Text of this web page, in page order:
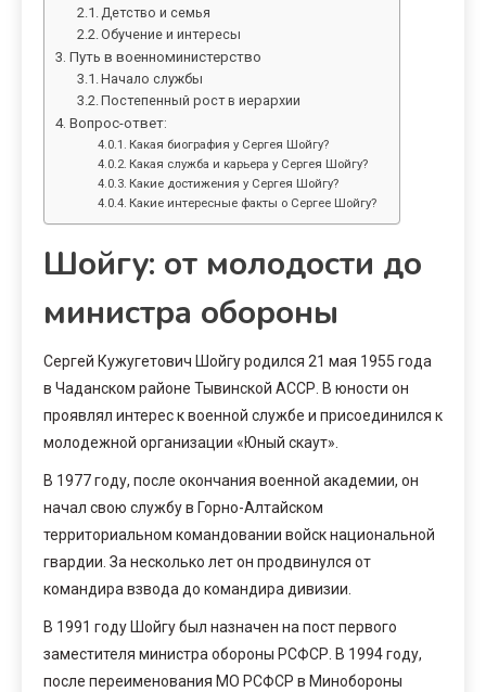
Детство и семья
Обучение и интересы
Путь в военноминистерство
Начало службы
Постепенный рост в иерархии
Вопрос-ответ:
Какая биография у Сергея Шойгу?
Какая служба и карьера у Сергея Шойгу?
Какие достижения у Сергея Шойгу?
Какие интересные факты о Сергее Шойгу?
Шойгу: от молодости до
министра обороны
Сергей Кужугетович Шойгу родился 21 мая 1955 года
в Чаданском районе Тывинской АССР. В юности он
проявлял интерес к военной службе и присоединился к
молодежной организации «Юный скаут».
В 1977 году, после окончания военной академии, он
начал свою службу в Горно-Алтайском
территориальном командовании войск национальной
гвардии. За несколько лет он продвинулся от
командира взвода до командира дивизии.
В 1991 году Шойгу был назначен на пост первого
заместителя министра обороны РСФСР. В 1994 году,
после переименования МО РСФСР в Минобороны